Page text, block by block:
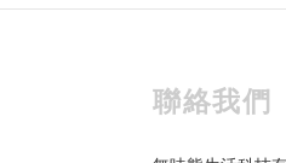
聯絡我們